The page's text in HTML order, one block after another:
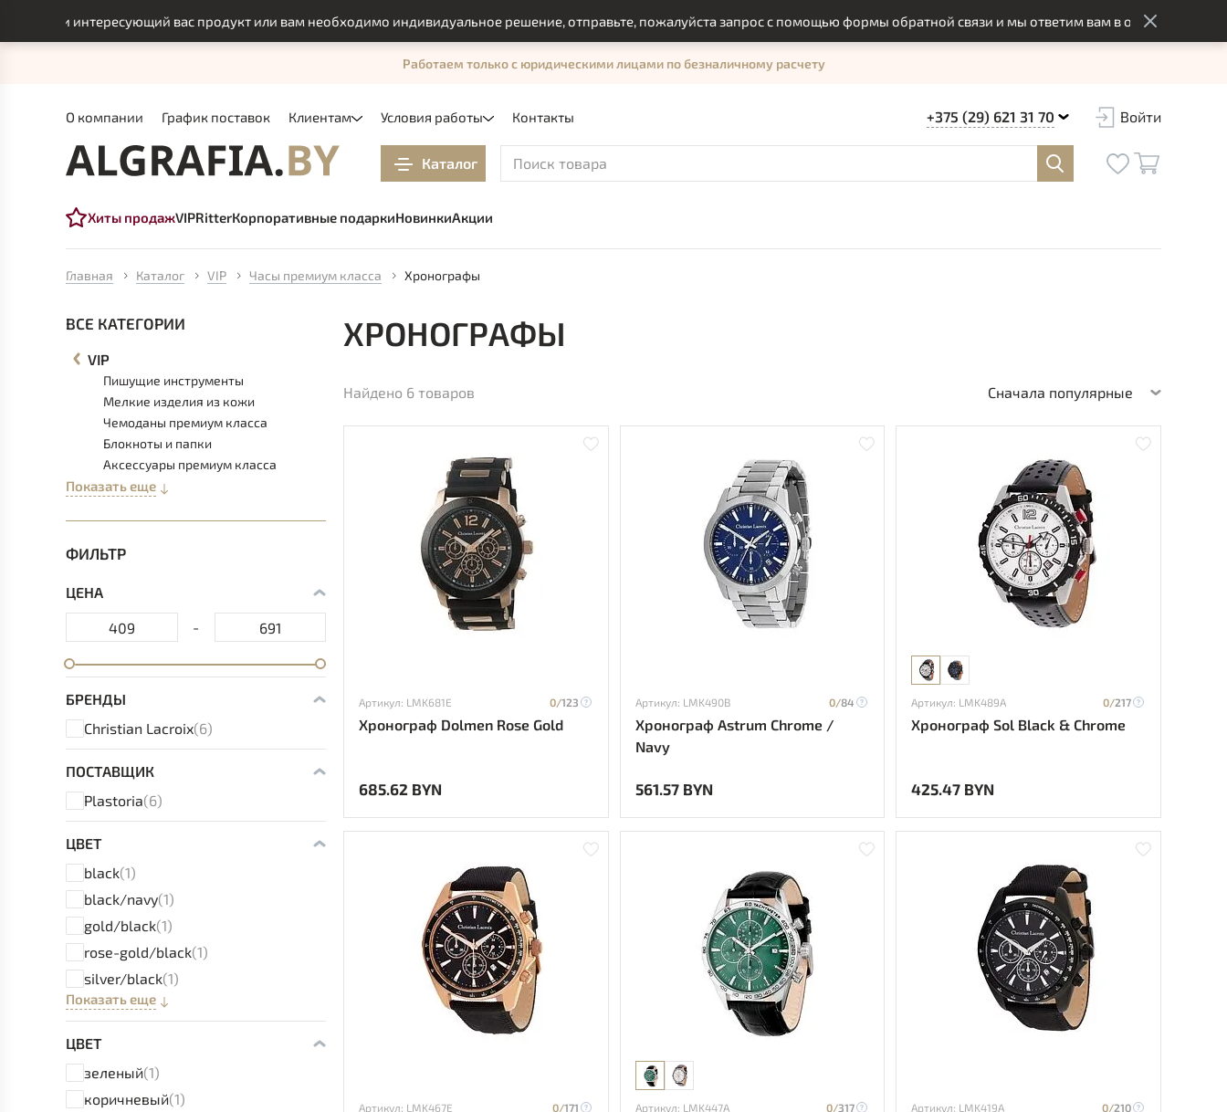
интересующий вас продукт или вам необходимо индивидуальное решение, отправьте, пожалуйста запрос с помощью формы обратной связи и мы ответим вам в оптимальный срок
О компании График поставок Клиентам Условия работы Контакты
Работаем только с юридическими лицами по безналичному расчету
+375 (29) 621 31 70 Войти
Каталог
Хиты продажVIPRitterКорпоративные подаркиНовинкиАкции
Главная Каталог VIP Часы премиум класса Хронографы
ВСЕ КАТЕГОРИИ
VIP
Пишущие инструменты
Мелкие изделия из кожи
Чемоданы премиум класса
Блокноты и папки
Аксессуары премиум класса
Показать еще
ФИЛЬТР
ЦЕНА
-
БРЕНДЫ
Christian Lacroix(6)
ПОСТАВЩИК
Plastoria(6)
ЦВЕТ
black(1)
black/navy(1)
gold/black(1)
rose-gold/black(1)
silver/black(1)
Показать еще
ЦВЕТ
зеленый(1)
коричневый(1)
ХРОНОГРАФЫ
Найдено 6 товаров Сначала популярные
Артикул: LMK681E 0/123
Хронограф Dolmen Rose Gold
685.62 BYN
Артикул: LMK490B 0/84
Хронограф Astrum Chrome /
Navy
561.57 BYN
Артикул: LMK489A 0/217
Хронограф Sol Black & Chrome
425.47 BYN
Артикул: LMK467E 0/171 Артикул: LMK447A 0/317 Артикул: LMK419A 0/210